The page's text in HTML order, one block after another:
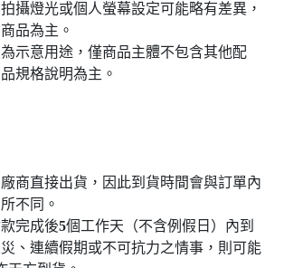
攝燈光或個人螢幕設定可能略有差異，
品為主。
示意用途，僅商品主體不包含其他配
規格說明為主。
商直接出貨，因此到貨時間會與訂單內
不同。
完成後5個工作天（不含例假日）內到
、連續假期或不可抗力之情事，則可能